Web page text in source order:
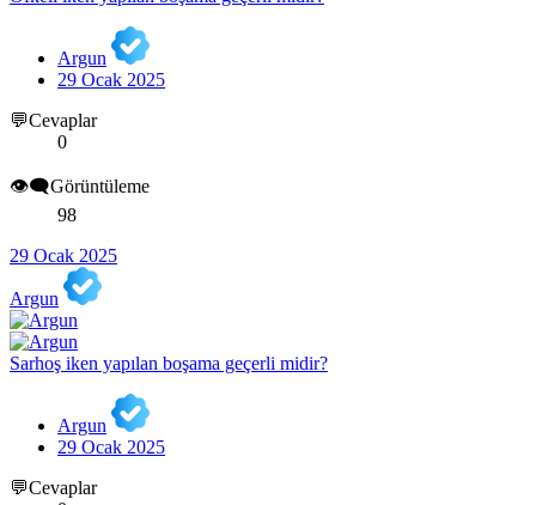
Argun
29 Ocak 2025
💬Cevaplar
0
👁️‍🗨️Görüntüleme
98
29 Ocak 2025
Argun
Sarhoş iken yapılan boşama geçerli midir?
Argun
29 Ocak 2025
💬Cevaplar